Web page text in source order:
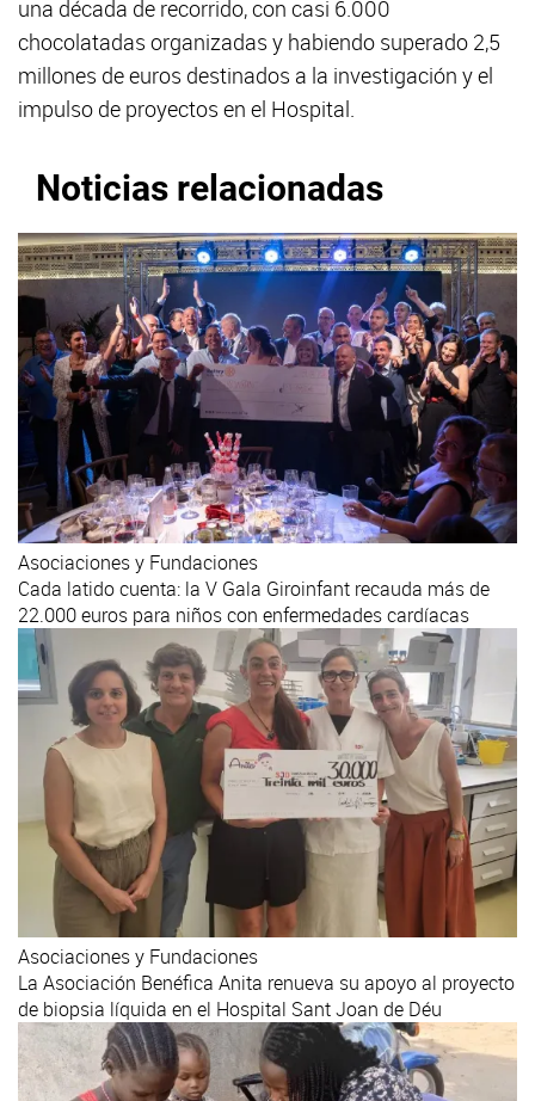
una década de recorrido, con casi 6.000
chocolatadas organizadas y habiendo superado 2,5
millones de euros destinados a la investigación y el
impulso de proyectos en el Hospital.
Noticias relacionadas
Asociaciones y Fundaciones
Cada latido cuenta: la V Gala Giroinfant recauda más de
22.000 euros para niños con enfermedades cardíacas
Asociaciones y Fundaciones
La Asociación Benéfica Anita renueva su apoyo al proyecto
de biopsia líquida en el Hospital Sant Joan de Déu